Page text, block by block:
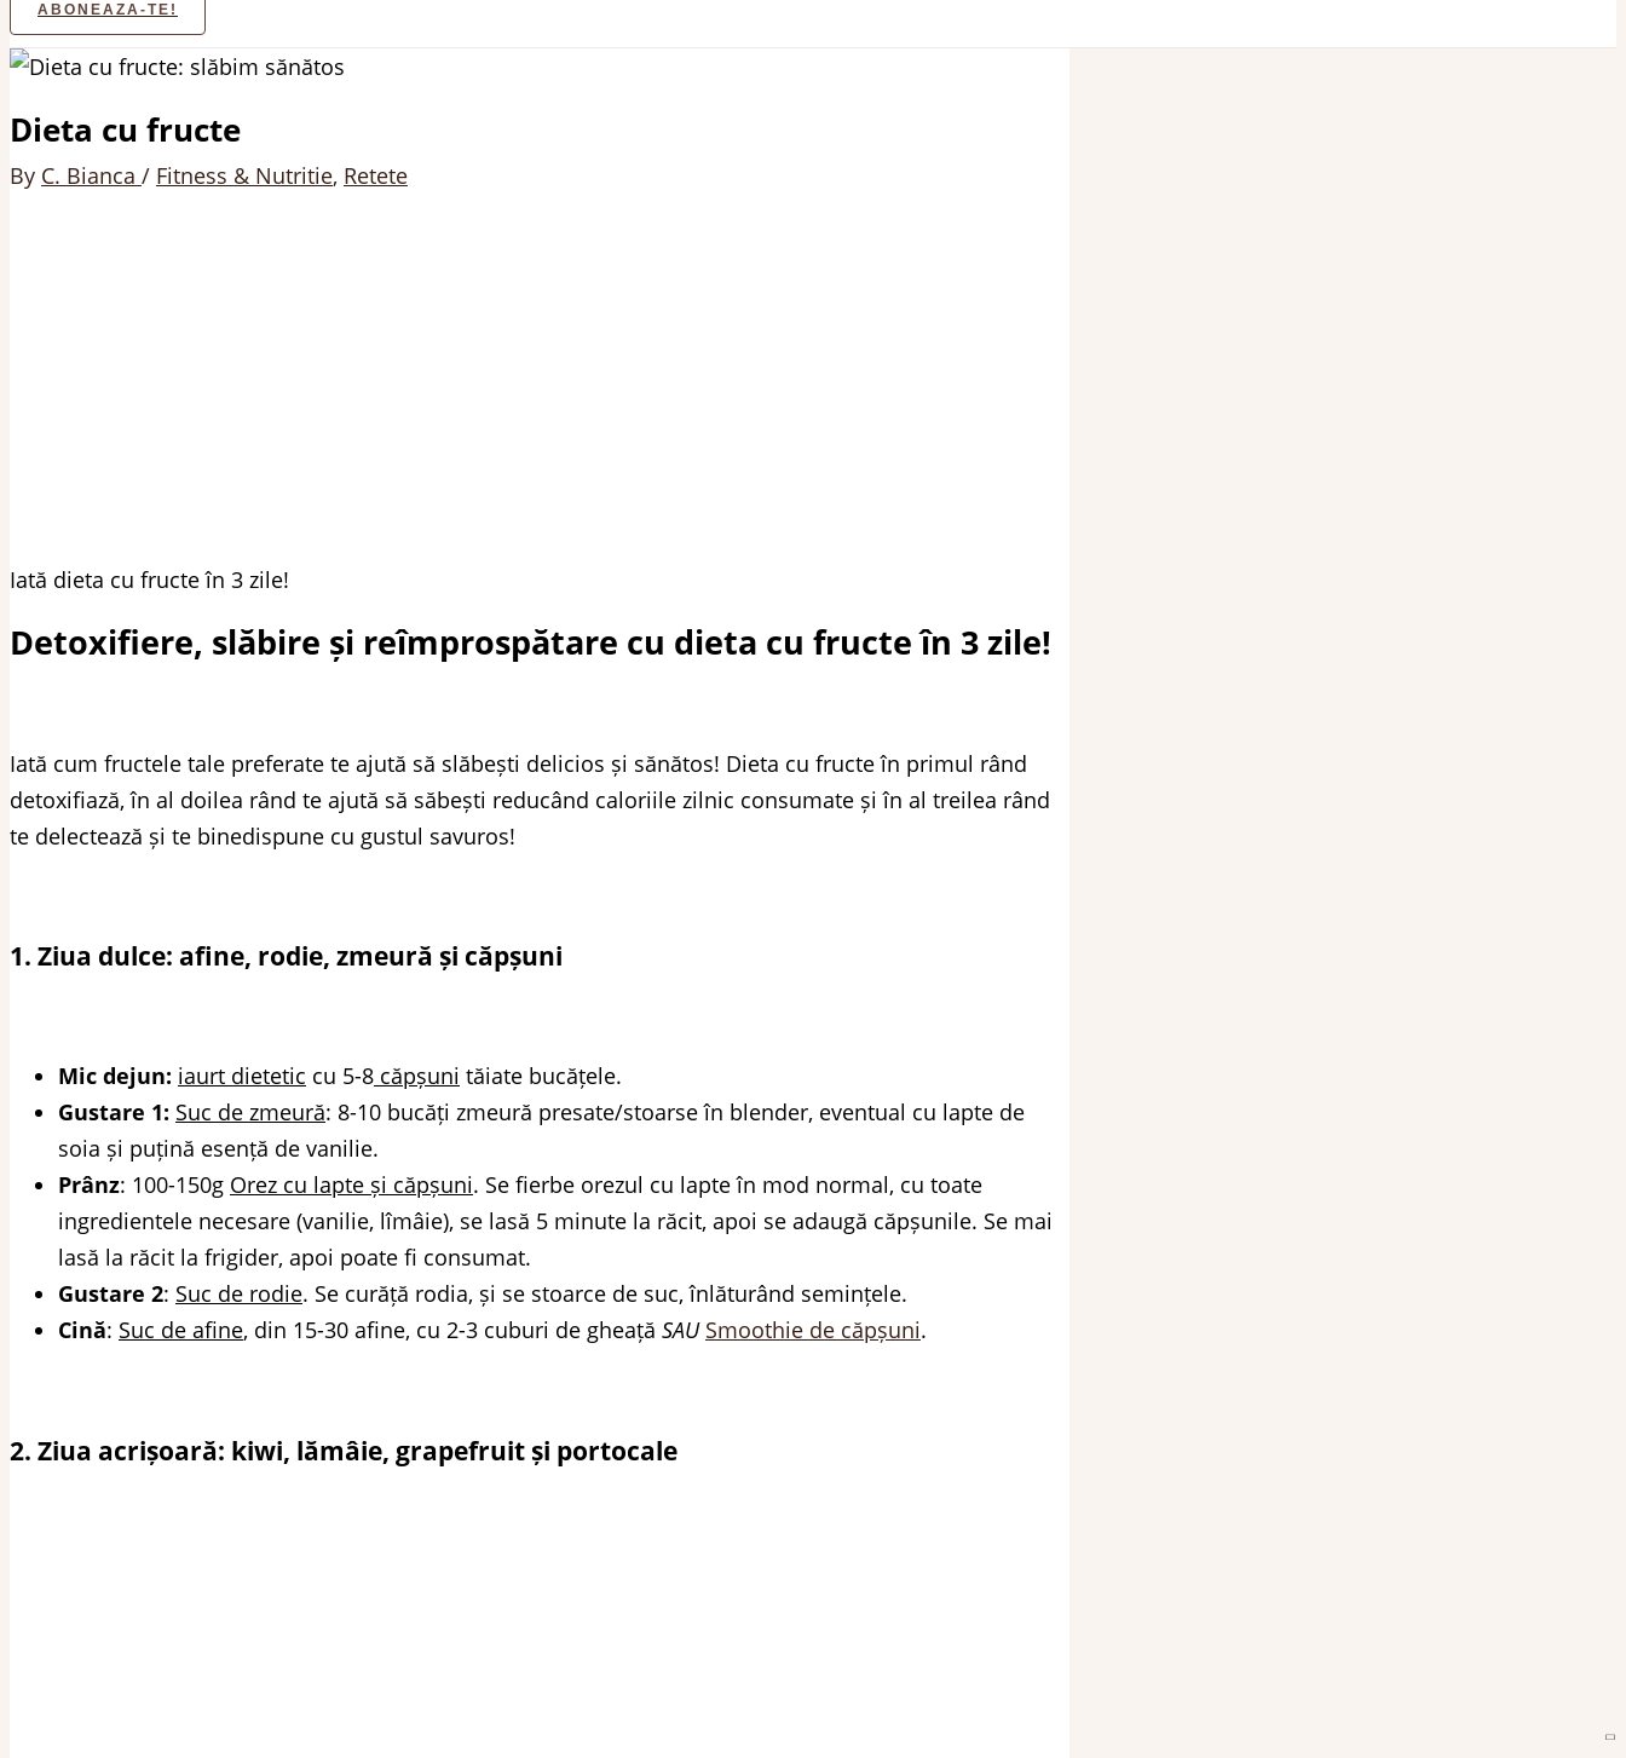
ABONEAZA-TE!
Dieta cu fructe
By C. Bianca / Fitness & Nutritie, Retete
Iată dieta cu fructe în 3 zile!
Detoxifiere, slăbire și reîmprospătare cu dieta cu fructeîn 3 zile!
Iată cum fructele tale preferate te ajută să slăbești delicios și sănătos! Dieta cu fructe în primul rând
detoxifiază, în al doilea rând te ajută să săbești reducând caloriile zilnic consumate și în al treilea rând
te delectează și te binedispune cu gustul savuros!
1. Ziua dulce: afine, rodie, zmeură și căpșuni
Mic dejun: iaurt dietetic cu 5-8 căpșuni tăiate bucățele.
Gustare 1: Suc de zmeură: 8-10 bucăți zmeură presate/stoarse în blender, eventual cu lapte de
soia și puțină esență de vanilie.
Prânz: 100-150g Orez cu lapte și căpșuni. Se fierbe orezul cu lapte în mod normal, cu toate
ingredientele necesare (vanilie, lîmâie), se lasă 5 minute la răcit, apoi se adaugă căpșunile. Se mai
lasă la răcit la frigider, apoi poate fi consumat.
Gustare 2: Suc de rodie. Se curăță rodia, și se stoarce de suc, înlăturând semințele.
Cină: Suc de afine, din 15-30 afine, cu 2-3 cuburi de gheață SAU Smoothie de căpșuni.
2. Ziua acrișoară: kiwi, lămâie, grapefruit și portocale